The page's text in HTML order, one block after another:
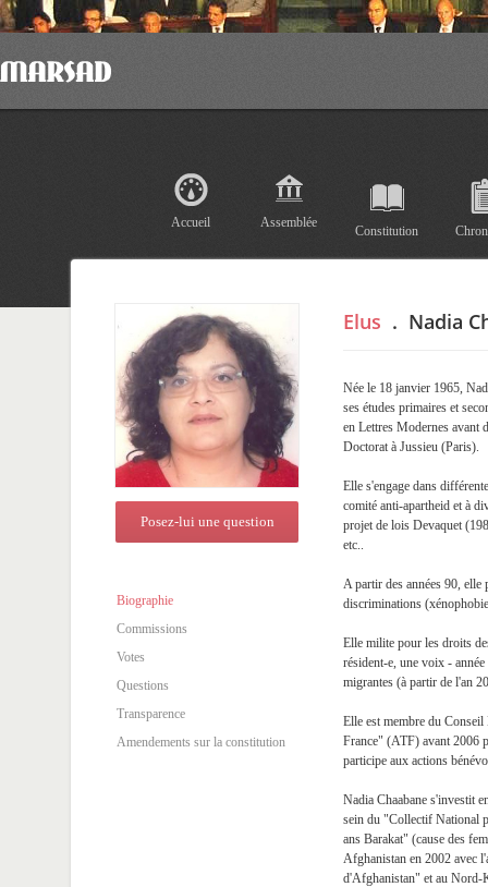
Accueil Assemblée
Constitution
Posez-lui une question
Biographie
Commissions
Votes
Questions
Transparence
Amendements sur la constitution
Elus . Nadia
Née le 18 janvier 1965,
ses études primaires et
en Lettres Modernes avant
Doctorat à Jussieu (Paris).
Elle s'engage dans
comité anti-apartheid et à
projet de lois Devaquet
etc..
A partir des années 90, elle
discriminations
Elle milite pour les droits
résident-e, une voix -
migrantes (à partir de l'an
Elle est membre du
France" (ATF) avant 2006
participe aux actions
Nadia Chaabane s'investit
sein du "Collectif National
ans Barakat" (cause des
Afghanistan en 2002 avec
d'Afghanistan" et au Nord-